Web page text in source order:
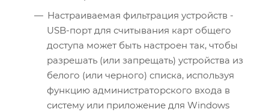
Настраиваемая фильтрация устройств -
USB-порт для считывания карт общего
доступа может быть настроен так, чтобы
разрешать (или запрещать) устройства из
белого (или черного) списка, используя
функцию администраторского входа в
систему или приложение для Windows